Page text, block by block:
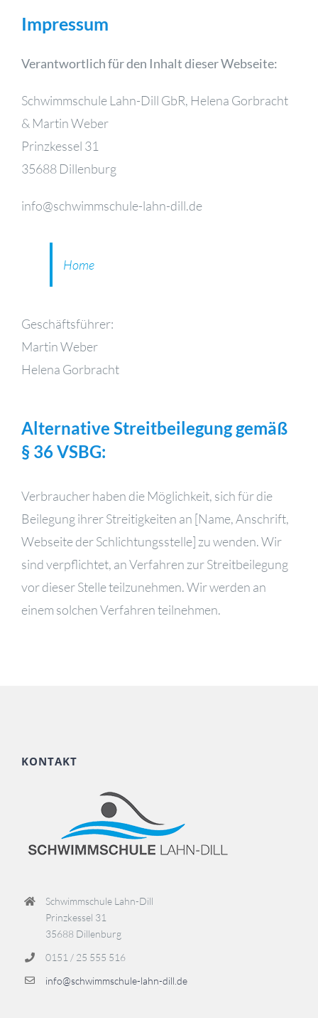
Impressum
Verantwortlich für den Inhalt dieser Webseite:
Schwimmschule Lahn-Dill GbR, Helena Gorbracht
& Martin Weber
Prinzkessel 31
35688 Dillenburg
info@schwimmschule-lahn-dill.de
Home
Geschäftsführer:
Martin Weber
Helena Gorbracht
Alternative Streitbeilegung gemäß
§ 36 VSBG:
Verbraucher haben die Möglichkeit, sich für die
Beilegung ihrer Streitigkeiten an [Name, Anschrift,
Webseite der Schlichtungsstelle] zu wenden. Wir
sind verpflichtet, an Verfahren zur Streitbeilegung
vor dieser Stelle teilzunehmen. Wir werden an
einem solchen Verfahren teilnehmen.
KONTAKT
Schwimmschule Lahn-Dill
Prinzkessel 31
35688 Dillenburg
0151 / 25 555 516
info@schwimmschule-lahn-dill.de